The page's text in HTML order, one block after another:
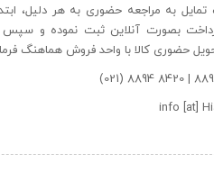
به مراجعه حضوری به هر دلیل،
بصورت آنلاین ثبت نموده و
حضوری کالا با واحد فروش هماهنگ
info [at]